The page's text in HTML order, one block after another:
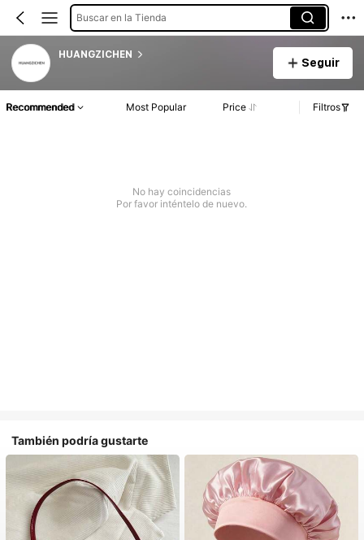
Buscar en la Tienda
HUANGZICHEN
Seguir
Recommended Most Popular Price Filtros
No hay coincidencias
Por favor inténtelo de nuevo.
También podría gustarte